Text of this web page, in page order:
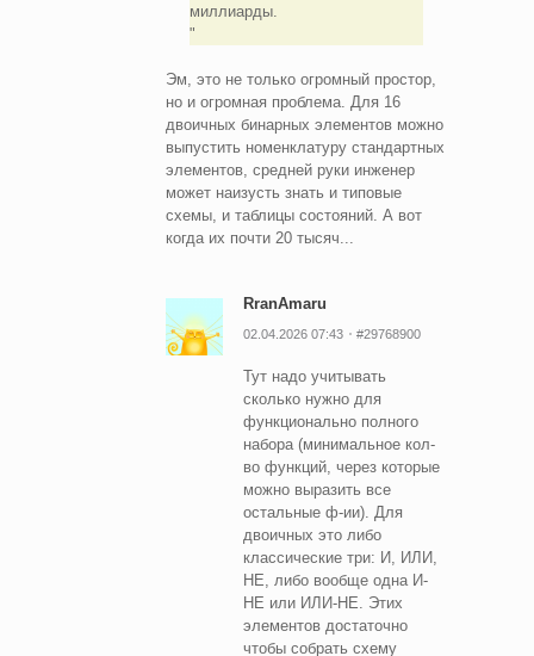
миллиарды.
Эм, это не только огромный простор,
но и огромная проблема. Для 16
двоичных бинарных элементов можно
выпустить номенклатуру стандартных
элементов, средней руки инженер
может наизусть знать и типовые
схемы, и таблицы состояний. А вот
когда их почти 20 тысяч...
RranAmaru
02.04.2026 07:43 #29768900
Тут надо учитывать
сколько нужно для
функционально полного
набора (минимальное кол-
во функций, через которые
можно выразить все
остальные ф-ии). Для
двоичных это либо
классические три: И, ИЛИ,
НЕ, либо вообще одна И-
НЕ или ИЛИ-НЕ. Этих
элементов достаточно
чтобы собрать схему